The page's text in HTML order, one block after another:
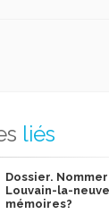
liés
Dossier.
Louvain-la-
mémoires?